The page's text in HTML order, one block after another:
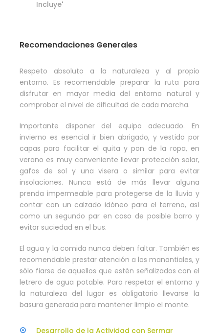
Incluye'
Recomendaciones Generales
Respeto absoluto a la naturaleza y al propio
entorno. Es recomendable preparar la ruta para
disfrutar en mayor media del entorno natural y
comprobar el nivel de dificultad de cada marcha.
Importante disponer del equipo adecuado. En
invierno es esencial ir bien abrigado, y vestido por
capas para facilitar el quita y pon de la ropa, en
verano es muy conveniente llevar protección solar,
gafas de sol y una visera o similar para evitar
insolaciones. Nunca está de más llevar alguna
prenda impermeable para protegerse de la lluvia y
contar con un calzado idóneo para el terreno, así
como un segundo par en caso de posible barro y
evitar suciedad en el bus.
El agua y la comida nunca deben faltar. También es
recomendable prestar atención a los manantiales, y
sólo fiarse de aquellos que estén señalizados con el
letrero de agua potable. Para respetar el entorno y
la naturaleza del lugar es obligatorio llevarse la
basura generada para mantener limpio el monte.
Desarrollo de la Actividad con Sermar